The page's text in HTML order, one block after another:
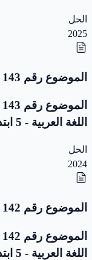
الحل
2025
الموضوع رقم 143
اللغة العربية - 5 ابتدائي
الحل
2024
الموضوع رقم 142
اللغة العربية - 5 ابتدائي